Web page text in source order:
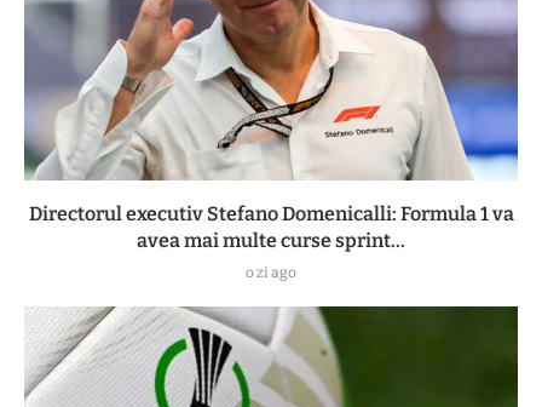
Directorul executiv Stefano Domenicalli: Formula 1 va
avea mai multe curse sprint...
o zi ago